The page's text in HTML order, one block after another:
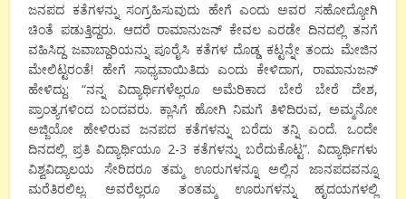
ಜನಪದ ಕತೆಗಳನ್ನು ಸಂಗ್ರಹಿಸುವುದು ಹೇಗೆ ಎಂದು ಅವರ ಸಹೋದ್ಯೋಗಿ
ಚಿಂತೆ ಪಡುತ್ತಿದ್ದರು. ಆದರೆ ರಾಮಾನುಜನ್ ಕೇವಲ ಎರಡೇ ದಿನದಲ್ಲಿ ತನಗೆ
ವಹಿಸಿದ್ದ ಜವಾಬ್ದಾರಿಯನ್ನು ಪೂರೈಸಿ ಕತೆಗಳ ದೊಡ್ಡ ಕಟ್ಟನ್ನೇ ತಂದು ಮೇಜಿನ
ಮೇಲಿಟ್ಟರಂತೆ! ಹೇಗೆ ಸಾಧ್ಯವಾಯಿತಿದು ಎಂದು ಕೇಳಿದಾಗ, ರಾಮಾನುಜನ್
ಹೇಳಿದ್ದು: “ನನ್ನ ವಿದ್ಯಾರ್ಥಿಗಳೆಲ್ಲರೂ ಅಮೆರಿಕಾದ ಬೇರೆ ಬೇರೆ ದೇಶ,
ಪ್ರಾಂತ್ಯಗಳಿಂದ ಬಂದವರು. ಕ್ಲಾಸಿಗೆ ಹೋಗಿ ನಿಮಗೆ ತಿಳಿದಿರುವ, ಅಮ್ಮನೋ
ಅಜ್ಜಿಯೋ ಹೇಳಿರುವ ಜನಪದ ಕತೆಗಳನ್ನು ಬರೆದು ತನ್ನಿ ಎಂದೆ. ಒಂದೇ
ದಿನದಲ್ಲಿ ಪ್ರತಿ ವಿದ್ಯಾರ್ಥಿಯೂ 2-3 ಕತೆಗಳನ್ನು ಬರೆದುಕೊಟ್ಟ”. ವಿದ್ಯಾರ್ಥಿಗಳು
ವಿಶ್ವವಿದ್ಯಾಲಯ ಸೇರಿದರೂ ತಮ್ಮ ಊರುಗಳನ್ನೂ ಅಲ್ಲಿನ ಜಾನಪದವನ್ನೂ
ಮರೆತಿರಲಿಲ್ಲ. ಅವರೆಲ್ಲರೂ ತಂತಮ್ಮ ಊರುಗಳನ್ನು ಹೃದಯಗಳಲ್ಲಿ